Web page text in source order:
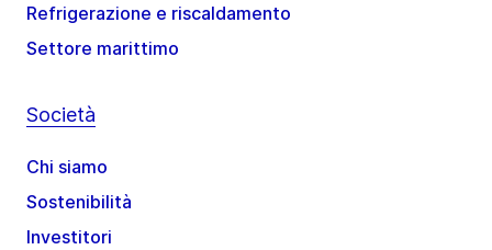
Refrigerazione e riscaldamento
Settore marittimo
Società
Chi siamo
Sostenibilità
Investitori